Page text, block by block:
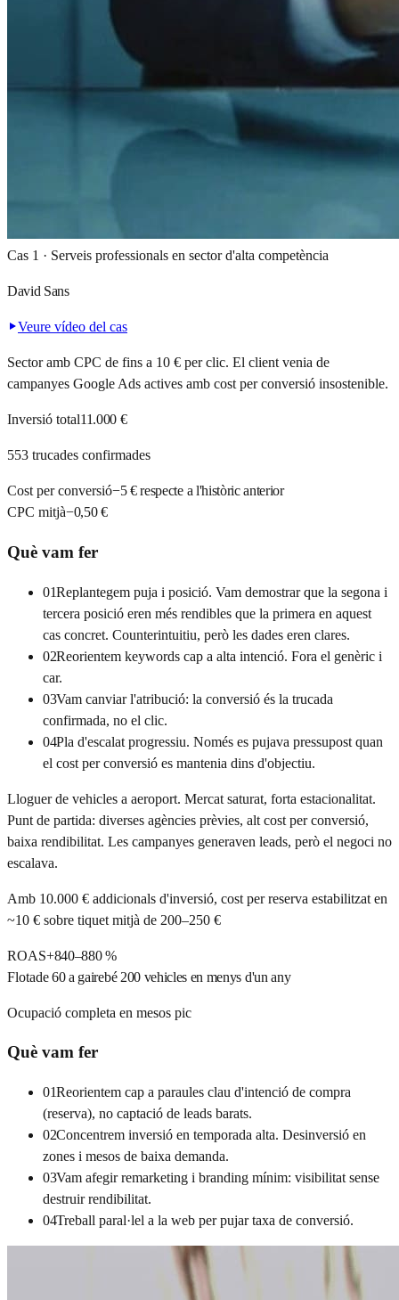
Cas 1 · Serveis professionals en sector d'alta competència
David Sans
Veure vídeo del cas
Sector amb CPC de fins a 10 € per clic. El client venia de
campanyes Google Ads actives amb cost per conversió insostenible.
Inversió total11.000 €
553 trucades confirmades
Cost per conversió−5 € respecte a l'històric anterior
CPC mitjà−0,50 €
Què vam fer
01Replantegem puja i posició. Vam demostrar que la segona i
tercera posició eren més rendibles que la primera en aquest
cas concret. Counterintuitiu, però les dades eren clares.
02Reorientem keywords cap a alta intenció. Fora el genèric i
car.
03Vam canviar l'atribució: la conversió és la trucada
confirmada, no el clic.
04Pla d'escalat progressiu. Només es pujava pressupost quan
el cost per conversió es mantenia dins d'objectiu.
Lloguer de vehicles a aeroport. Mercat saturat, forta estacionalitat.
Punt de partida: diverses agències prèvies, alt cost per conversió,
baixa rendibilitat. Les campanyes generaven leads, però el negoci no
escalava.
Amb 10.000 € addicionals d'inversió, cost per reserva estabilitzat en
~10 € sobre tiquet mitjà de 200–250 €
ROAS+840–880 %
Flotade 60 a gairebé 200 vehicles en menys d'un any
Ocupació completa en mesos pic
Què vam fer
01Reorientem cap a paraules clau d'intenció de compra
(reserva), no captació de leads barats.
02Concentrem inversió en temporada alta. Desinversió en
zones i mesos de baixa demanda.
03Vam afegir remarketing i branding mínim: visibilitat sense
destruir rendibilitat.
04Treball paral·lel a la web per pujar taxa de conversió.